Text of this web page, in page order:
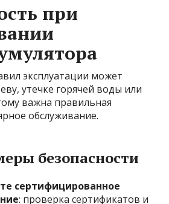
при
эксплуатации может
утечке горячей воды или
важна правильная
обслуживание.
безопасности
сертифицированное
: проверка сертификатов и